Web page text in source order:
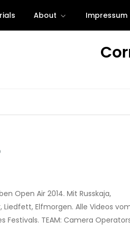
About Impressum
Open Air 2014. Mit Russkaja,
Elfmorgen. Alle Videos
TEAM: Camera